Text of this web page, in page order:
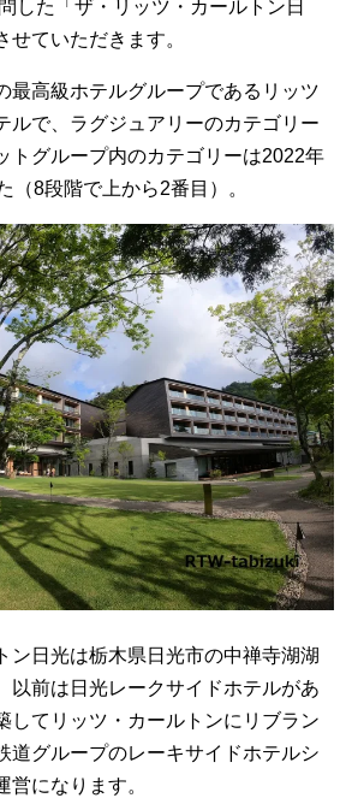
した「ザ・リッツ・カールトン日
ていただきます。
最高級ホテルグループであるリッツ
ルで、ラグジュアリーのカテゴリー
トグループ内のカテゴリーは2022年
（8段階で上から2番目）。
ン日光は栃木県日光市の中禅寺湖湖
以前は日光レークサイドホテルがあ
してリッツ・カールトンにリブラン
道グループのレーキサイドホテルシ
営になります。